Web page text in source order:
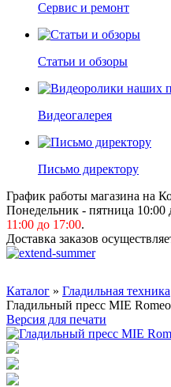
Сервис и ремонт
Статьи и обзоры
Видеогалерея
Письмо директору
График работы магазина на
Понедельник - пятница 10:00
11:00 до 17:00.
Доставка заказов
Каталог » Гладильная техника
Гладильный пресс MIE
Версия для печати